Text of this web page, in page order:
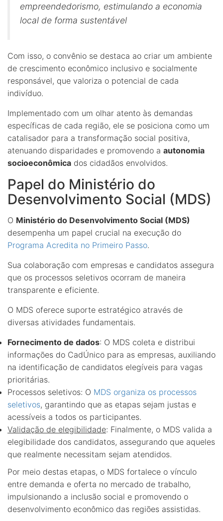
empreendedorismo, estimulando a economia
local de forma sustentável
Com isso, o convênio se destaca ao criar um ambiente
de crescimento econômico inclusivo e socialmente
responsável, que valoriza o potencial de cada
indivíduo.
Implementado com um olhar atento às demandas
específicas de cada região, ele se posiciona como um
catalisador para a transformação social positiva,
atenuando disparidades e promovendo a autonomia
socioeconômica dos cidadãos envolvidos.
Papel do Ministério do
Desenvolvimento Social (MDS)
O Ministério do Desenvolvimento Social (MDS)
desempenha um papel crucial na execução do
Programa Acredita no Primeiro Passo.
Sua colaboração com empresas e candidatos assegura
que os processos seletivos ocorram de maneira
transparente e eficiente.
O MDS oferece suporte estratégico através de
diversas atividades fundamentais.
Fornecimento de dados: O MDS coleta e distribui
informações do CadÚnico para as empresas, auxiliando
na identificação de candidatos elegíveis para vagas
prioritárias.
Processos seletivos: O MDS organiza os processos
seletivos, garantindo que as etapas sejam justas e
acessíveis a todos os participantes.
Validação de elegibilidade: Finalmente, o MDS valida a
elegibilidade dos candidatos, assegurando que aqueles
que realmente necessitam sejam atendidos.
Por meio destas etapas, o MDS fortalece o vínculo
entre demanda e oferta no mercado de trabalho,
impulsionando a inclusão social e promovendo o
desenvolvimento econômico das regiões assistidas.